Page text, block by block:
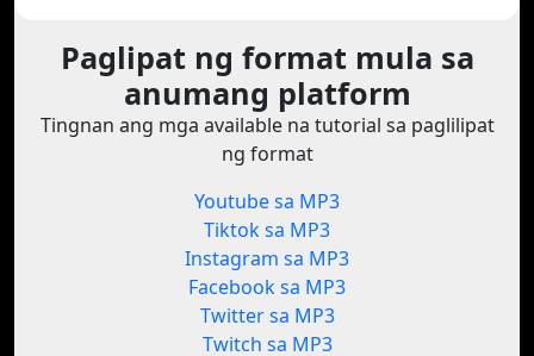
Paglipat ng format mula sa
anumang platform
Tingnan ang mga available na tutorial sa paglilipat
ng format
Youtube sa MP3
Tiktok sa MP3
Instagram sa MP3
Facebook sa MP3
Twitter sa MP3
Twitch sa MP3